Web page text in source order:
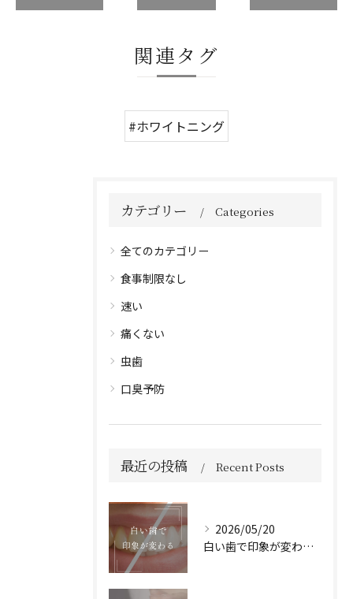
関連タグ
#ホワイトニング
カテゴリー Categories
全てのカテゴリー
食事制限なし
速い
痛くない
虫歯
口臭予防
最近の投稿 Recent Posts
2026/05/20
白い歯で印象が変わる🦷✨️